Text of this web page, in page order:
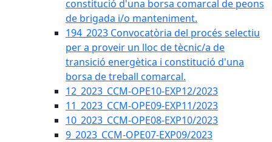
constitució d'una borsa comarcal de peons
de brigada i/o manteniment.
194_2023 Convocatòria del procés selectiu
per a proveir un lloc de tècnic/a de
transició energètica i constitució d'una
borsa de treball comarcal.
12_2023_CCM-OPE10-EXP12/2023
11_2023_CCM-OPE09-EXP11/2023
10_2023_CCM-OPE08-EXP10/2023
9_2023_CCM-OPE07-EXP09/2023